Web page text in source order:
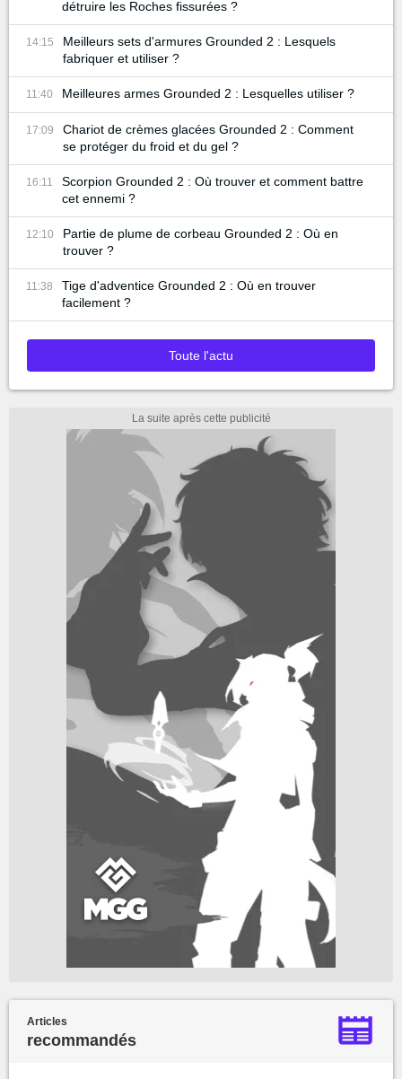
détruire les Roches fissurées ?
14:15
Meilleurs sets d'armures Grounded 2 : Lesquels
fabriquer et utiliser ?
11:40 Meilleures armes Grounded 2 : Lesquelles utiliser ?
17:09
Chariot de crèmes glacées Grounded 2 : Comment
se protéger du froid et du gel ?
16:11
Scorpion Grounded 2 : Où trouver et comment battre
cet ennemi ?
12:10
Partie de plume de corbeau Grounded 2 : Où en
trouver ?
11:38
Tige d'adventice Grounded 2 : Où en trouver
facilement ?
Toute l'actu
Articles
recommandés